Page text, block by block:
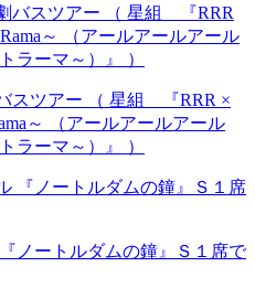
スツアー （ 星組 『RRR ×
～ （アールアールアール
ラーマ～）』 ）
ノートルダムの鐘』Ｓ１席で